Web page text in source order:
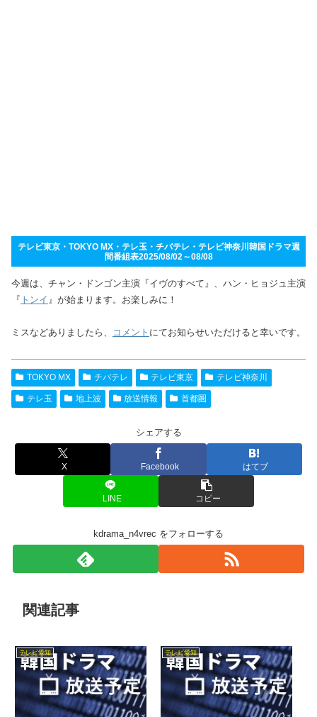
テレビ東京・TOKYO MX・テレ玉・チバテレ・テレビ神奈川韓国ドラマ週
間番組表2025/08/02～08/08
今週は、チャン・ドンゴン主演『イヴのすべて』、ハン・ヒョジュ主演
『 トンイ 』が始まります。お楽しみに！
ミスなどありましたら、 コメント にてお知らせいただけると幸いです。
TOKYO MX チバテレ テレビ東京 テレビ神奈川
テレ玉 地上波 放送情報 首都圏
シェアする
X Facebook はてブ
LINE コピー
kdrama_n4vrec をフォローする
関連記事
テレビ愛知 テレビ愛知